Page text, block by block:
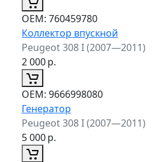
ОЕМ: 760459780
Коллектор впускной
Peugeot 308 I (2007—2011)
2 000р.
ОЕМ: 9666998080
Генератор
Peugeot 308 I (2007—2011)
5 000р.